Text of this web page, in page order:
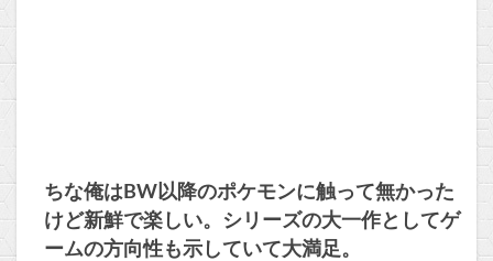
ちな俺はBW以降のポケモンに触って無かった
けど新鮮で楽しい。シリーズの大一作としてゲ
ームの方向性も示していて大満足。